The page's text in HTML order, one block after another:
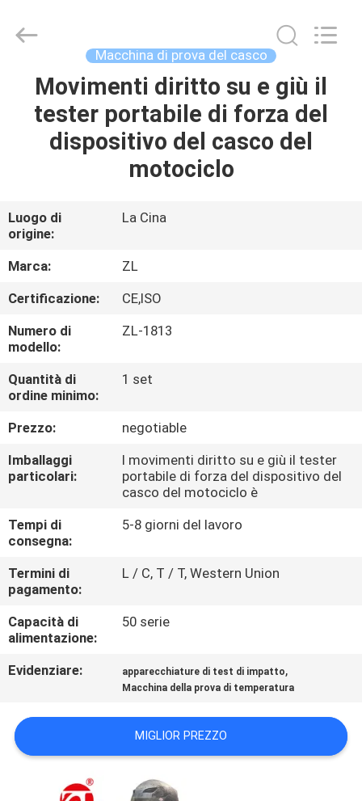
CASA
PRODOTTI
CIRCA
NOI
GIRO
DELLA
FABBRICA
CONTROLLO
DI
QUALITÀ
CONTATTICI
NOTIZIE
RICHIEDA
UNA
VR
Instrument
Technology
Macchina di prova del casco
Movimenti diritto su e giù il
tester portabile di forza del
dispositivo del casco del
motociclo
Luogo di
origine:
La Cina
Marca:
ZL
Certificazione:
CE,ISO
Numero di
modello:
ZL-1813
Quantità di
ordine minimo:
1 set
Prezzo:
negotiable
Imballaggi
particolari:
I movimenti diritto su e giù il tester
portabile di forza del dispositivo del
casco del motociclo è
Tempi di
consegna:
5-8 giorni del lavoro
Termini di
pagamento:
L / C, T / T, Western Union
Capacità di
alimentazione:
50 serie
Evidenziare: apparecchiature di test di impatto,
Macchina della prova di temperatura
MIGLIOR PREZZO